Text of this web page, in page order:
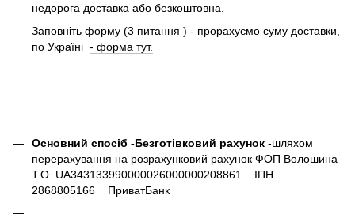
недорога доставка або безкоштовна.
Заповніть форму (3 питання ) - прорахуємо суму доставки,
по Україні - форма тут.
Основний спосіб -Безготівковий рахунок -шляхом
перерахування на розрахунковий рахунок ФОП Волошина
Т.О. UA343133990000026000000208861 ІПН
2868805166 ПриватБанк